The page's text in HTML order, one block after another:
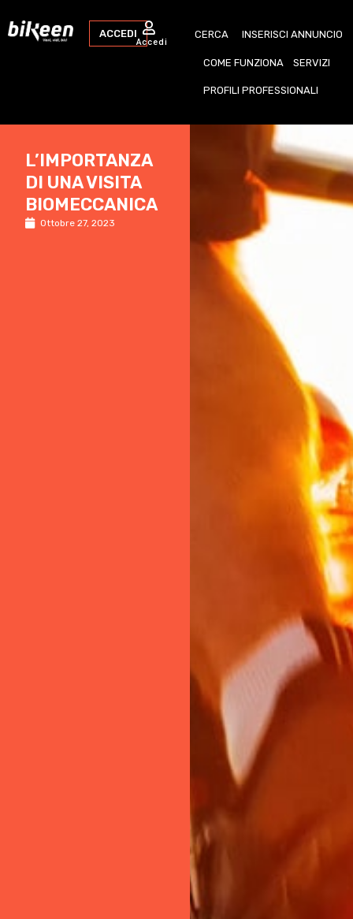
ACCEDI
Accedi
CERCA INSERISCI ANNUNCIO
COME FUNZIONA SERVIZI
PROFILI PROFESSIONALI
L’IMPORTANZA
DI UNA VISITA
BIOMECCANICA
Ottobre 27, 2023